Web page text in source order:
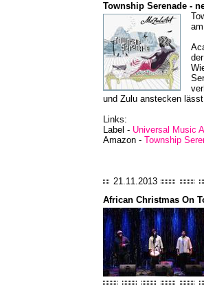
Township Serenade -
und Zulu anstecken
Links:
Label - Universal Music
Amazon - Township
21.11.2013
African Christmas On